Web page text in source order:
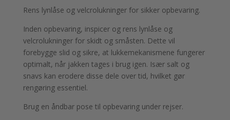
Rens lynlåse og velcrolukninger for sikker opbevaring.
Inden opbevaring, inspicer og rens lynlåse og
velcrolukninger for skidt og småsten. Dette vil
forebygge slid og sikre, at lukkemekanismene fungerer
optimalt, når jakken tages i brug igen. Især salt og
snavs kan erodere disse dele over tid, hvilket gør
rengøring essentiel.
Brug en åndbar pose til opbevaring under rejser.